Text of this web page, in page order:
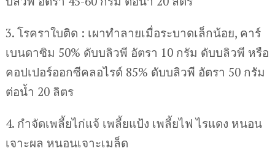
3. โรคราใบติด : เผาทําลายเมื่อระบาดเล็กน้อย, คาร์
เบนดาซิม 50% ดับบลิวพี อัตรา 10 กรัม ดับบลิวพี หรือ
คอปเปอร์ออกซีคลอไรด์ 85% ดับบลิวพี อัตรา 50 กรัม
ต่อน้ำ 20 ลิตร
4. กำจัดเพลี้ยไก่แจ้ เพลี้ยแป้ง เพลี้ยไฟ ไรแดง หนอน
เจาะผล หนอนเจาะเมล็ด